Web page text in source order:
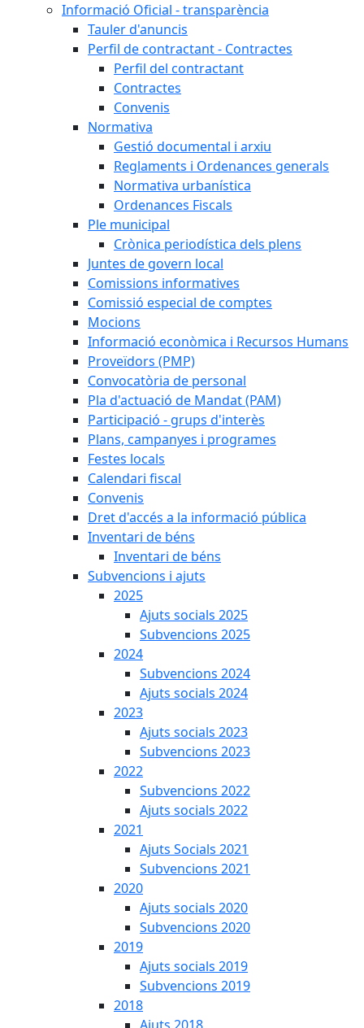
Informació Oficial - transparència
Tauler d'anuncis
Perfil de contractant - Contractes
Perfil del contractant
Contractes
Convenis
Normativa
Gestió documental i arxiu
Reglaments i Ordenances generals
Normativa urbanística
Ordenances Fiscals
Ple municipal
Crònica periodística dels plens
Juntes de govern local
Comissions informatives
Comissió especial de comptes
Mocions
Informació econòmica i Recursos Humans
Proveïdors (PMP)
Convocatòria de personal
Pla d'actuació de Mandat (PAM)
Participació - grups d'interès
Plans, campanyes i programes
Festes locals
Calendari fiscal
Convenis
Dret d'accés a la informació pública
Inventari de béns
Inventari de béns
Subvencions i ajuts
2025
Ajuts socials 2025
Subvencions 2025
2024
Subvencions 2024
Ajuts socials 2024
2023
Ajuts socials 2023
Subvencions 2023
2022
Subvencions 2022
Ajuts socials 2022
2021
Ajuts Socials 2021
Subvencions 2021
2020
Ajuts socials 2020
Subvencions 2020
2019
Ajuts socials 2019
Subvencions 2019
2018